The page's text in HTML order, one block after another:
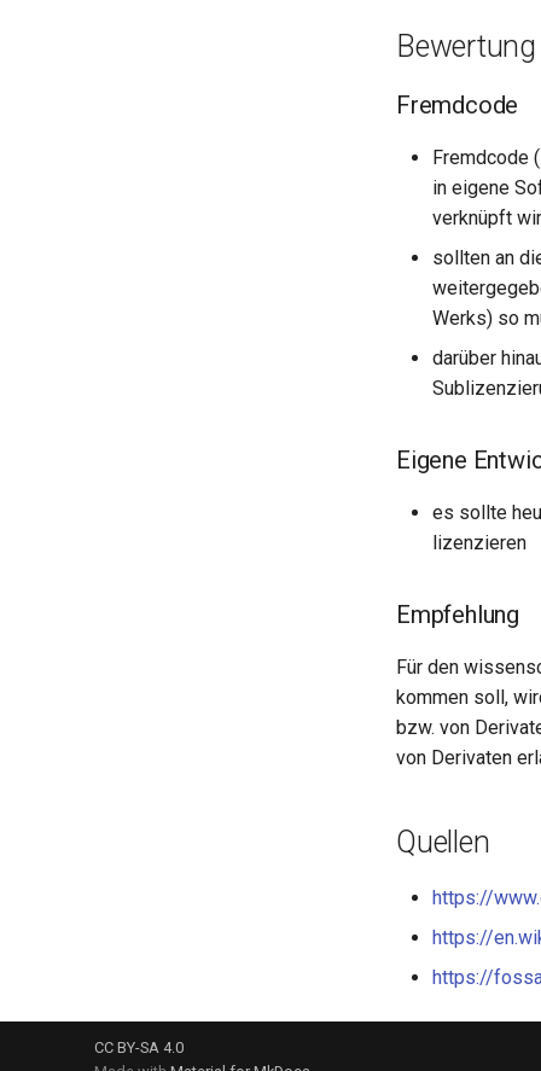
Fremdcode
Fremdcode
in eigene
verknüpft
sollten an
Werks) so
darüber
Eigene
es sollte
lizenzieren
Empfehlung
Für den
kommen soll,
bzw. von
von Derivaten
Quellen
https://
https://
https://
CC BY-SA 4.0